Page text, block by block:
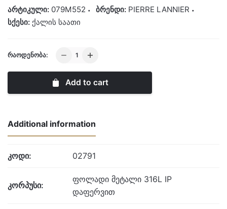
არტიკული: 079M552 ბრენდი: PIERRE LANNIER
სქესი: ქალის საათი
ᲠᲐᲝᲓᲔᲜᲝᲑᲐ:
CHOUQUETTE
Add to cart
Additional information
კოდი: 02791
კორპუსი:
ფოლადი მეტალი 316L IP
დაფერვით